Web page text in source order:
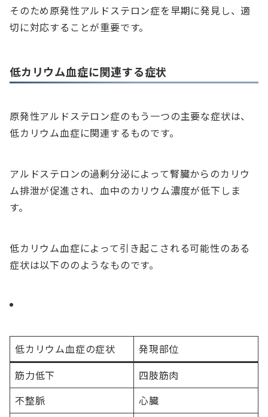
そのため原発性アルドステロン症を早期に発見し、適
切に対応することが重要です。
低カリウム血症に関連する症状
原発性アルドステロン症のもう一つの主要な症状は、
低カリウム血症に関連するものです。
アルドステロンの過剰分泌によって腎臓からのカリウ
ム排泄が促進され、血中のカリウム濃度が低下しま
す。
低カリウム血症によって引き起こされる可能性のある
症状は以下ののようなものです。
低カリウム血症の症状
発現部位
筋力低下
四肢筋肉
不整脈
心臓